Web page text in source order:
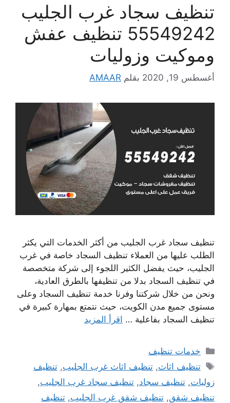
تنظيف سجاد غرب الجليب
55549242 تنظيف عفش
وموكيت وزوليات
أغسطس 19, 2020 بقلم AMAAR
تنظيف سجاد غرب الجليب من أكثر الخدمات التي يكثر
الطلب عليها من العملاء تنظيف السجاد خاصة في غرب
الجليب، حيث يفضل الكثير اللجوء إلى شركة متخصصة
في تنظيف السجاد بدلا من تنظيفها بالطرق العادية،
ونحن من خلال شركتنا وفرنا خدمة تنظيف السجاد وعلى
مستوى جميع مدن الكويت، حيث نتمتع بمهارة كبيرة في
تنظيف السجاد بفاعلية … اقرأ المزيد
التصنيفات
خدمات تنظيف
الوسوم
تنظيف اثاث,تنظيف اثاث غرب الجليب,تنظيف
زوليات, تنظيف سجاد, تنظيف سجاد غرب الجليب,
تنظيف شقق, تنظيف شقق غرب الجليب, تنظيف